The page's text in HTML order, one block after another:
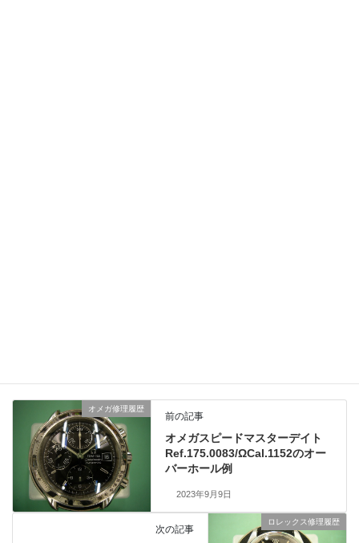
オメガ修理履歴
前の記事
オメガスピードマスターデイト
Ref.175.0083/ΩCal.1152のオー
バーホール例
2023年9月9日
ロレックス修理履歴
次の記事